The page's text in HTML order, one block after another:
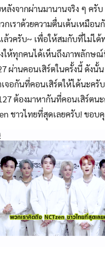
ลังจากผ่านมานานจริง ๆ ครับ
กเราด้วยความตื่นเต้นเหมือ
ล้วครับ~ เพื่อให้สมกับที่ไม่ไ
ให้ทุกคนได้เห็นถึงภาพลักษ
ผ่านคอนเสิร์ตในครั้งนี้ ดังนั้
จอกันที่คอนเสิร์ตให้ได้นะครั
ต้องมาหากันที่คอนเสิร์ตน
ชาวไทยที่สุดเลยครับ! ขอ